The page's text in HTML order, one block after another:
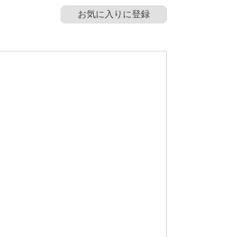
お気に入りに登録